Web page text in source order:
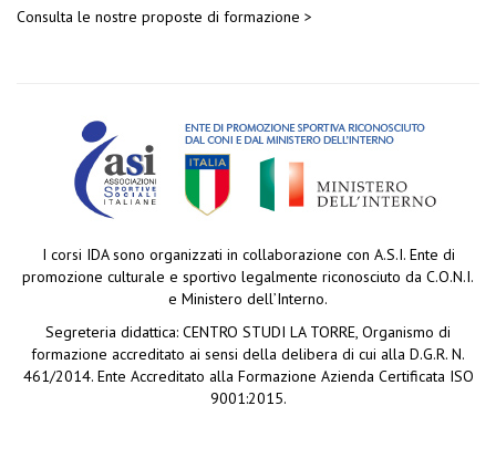
Consulta le nostre proposte di formazione >
I corsi IDA sono organizzati in collaborazione con A.S.I. Ente di
promozione culturale e sportivo legalmente riconosciuto da C.O.N.I.
e Ministero dell’Interno.
Segreteria didattica: CENTRO STUDI LA TORRE, Organismo di
formazione accreditato ai sensi della delibera di cui alla D.G.R. N.
461/2014. Ente Accreditato alla Formazione Azienda Certificata ISO
9001:2015.